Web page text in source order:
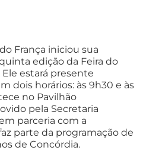
França iniciou sua
edição da Feira do
Ele estará presente
dois horários: às 9h30 e às
no Pavilhão
pela Secretaria
parceria com a
parte da programação de
de Concórdia.